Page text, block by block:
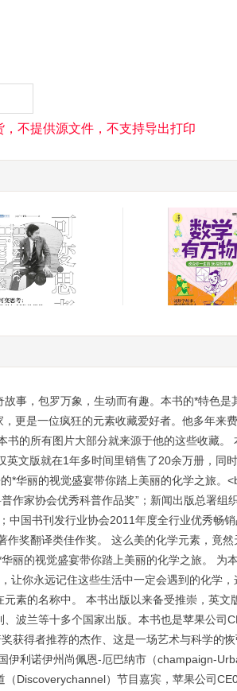
不提供源文件，不支持导出打印
事，包罗万象，生动而有趣。本书的*特色是
更是一位疯狂的元素收藏爱好者。他多年来
的所有图片大部分就来源于他的这些收藏。
文版就在1年多时间里销售了20余万册，同
*华丽的视觉盛宴带你踏上美丽的化学之旅。
作家协会优秀科普作品奖”；新闻出版总署组
中国书刊发行业协会2011年度全行业优秀畅
奖翻译类佳作奖。 这么美的化学元素，竟
丽的视觉盛宴带你踏上美丽的化学之旅。 为
让你永远记住这些生活中一定会遇到的化学
素的名称中。 本书出版以来备受推崇，英文
波兰等十多个国家出版。本书也是苹果公司
获得者推荐的杰作、这是一场艺术与科学的
利诺伊州尚佩恩-厄巴纳市（champaign-
Discoverychannel）节目嘉宾，苹果公司